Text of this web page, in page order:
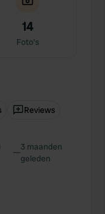
14
Foto's
Reviews
—3 maanden
geleden